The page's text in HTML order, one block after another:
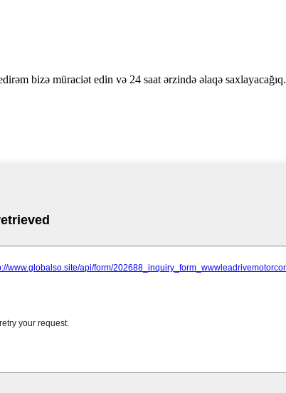
bizə müraciət edin və 24 saat ərzində əlaqə saxlayacağıq.